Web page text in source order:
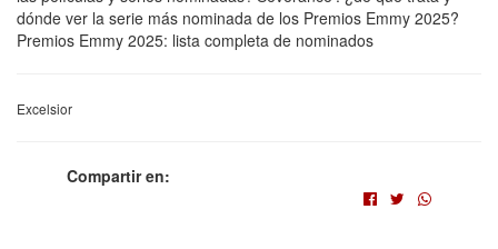
dónde ver la serie más nominada de los Premios Emmy 2025?
Premios Emmy 2025: lista completa de nominados
Excelsior
Compartir en: